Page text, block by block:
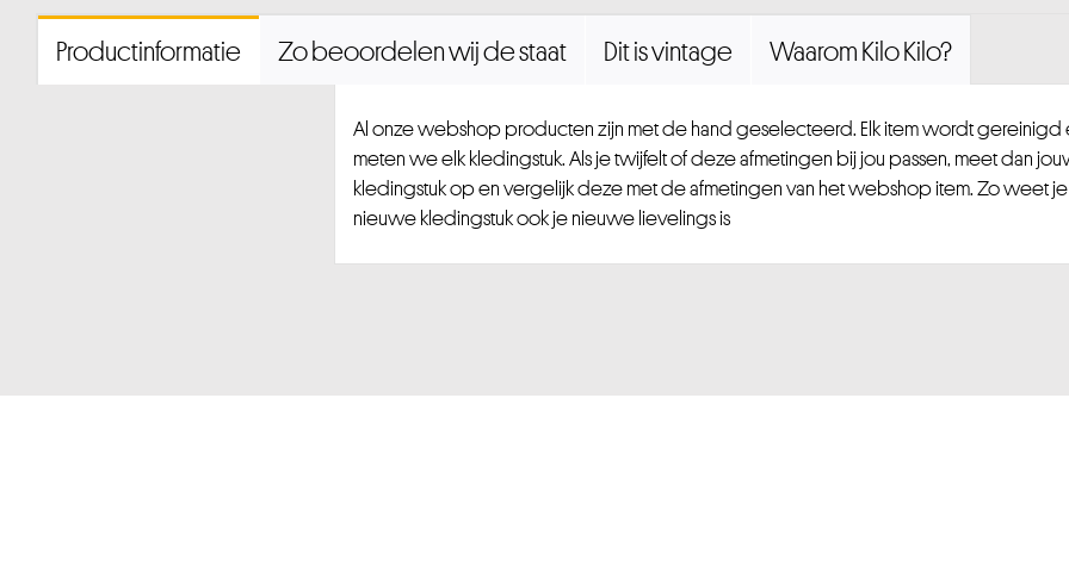
Productinformatie Zo beoordelen wij de staat Dit is vintage Waarom Kilo Kilo?
Al onze webshop producten zijn met de hand geselecteerd. Elk item wordt gereinigd
meten we elk kledingstuk. Als je twijfelt of deze afmetingen bij jou passen, meet dan
kledingstuk op en vergelijk deze met de afmetingen van het webshop item. Zo weet
nieuwe kledingstuk ook je nieuwe lievelings is